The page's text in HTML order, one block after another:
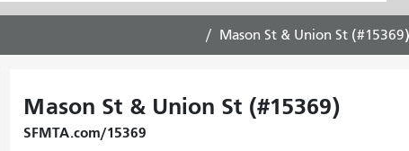
أرغب
السفر
Mason St & Union St (#15369)
Mason St & Union St (#15369)
SFMTA.com/15369